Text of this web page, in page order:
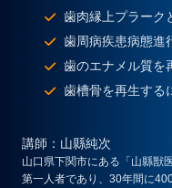
歯肉縁上プラーク
歯周病疾患病態進
歯のエナメル質を
歯槽骨を再生する
講師 ：山縣純次
山口県下関市にある「山縣獣
第一人者であり、30年間に